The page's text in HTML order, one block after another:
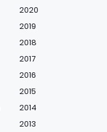
2020
2019
2018
2017
2016
2015
2014
2013